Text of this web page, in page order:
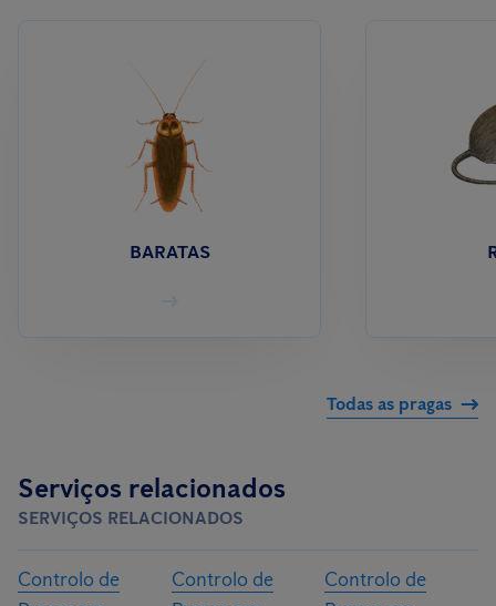
BARATAS
Todas as pragas
Serviços relacionados
SERVIÇOS RELACIONADOS
Controlo de
Controlo de
Controlo de